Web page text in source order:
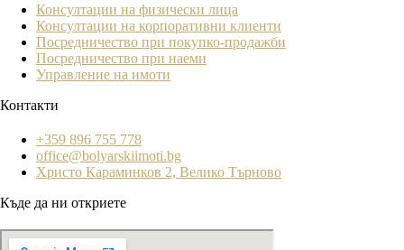
Консултации на физически лица
Консултации на корпоративни клиенти
Посредничество при покупко-продажби
Посредничество при наеми
Управление на имоти
Контакти
+359 896 755 778
office@bolyarskiimoti.bg
Христо Караминков 2, Велико Търново
Къде да ни откриете